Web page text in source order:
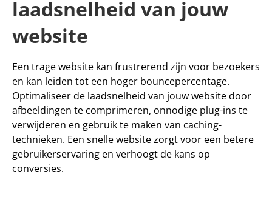
laadsnelheid van jouw
website
Een trage website kan frustrerend zijn voor bezoekers
en kan leiden tot een hoger bouncepercentage.
Optimaliseer de laadsnelheid van jouw website door
afbeeldingen te comprimeren, onnodige plug-ins te
verwijderen en gebruik te maken van caching-
technieken. Een snelle website zorgt voor een betere
gebruikerservaring en verhoogt de kans op
conversies.